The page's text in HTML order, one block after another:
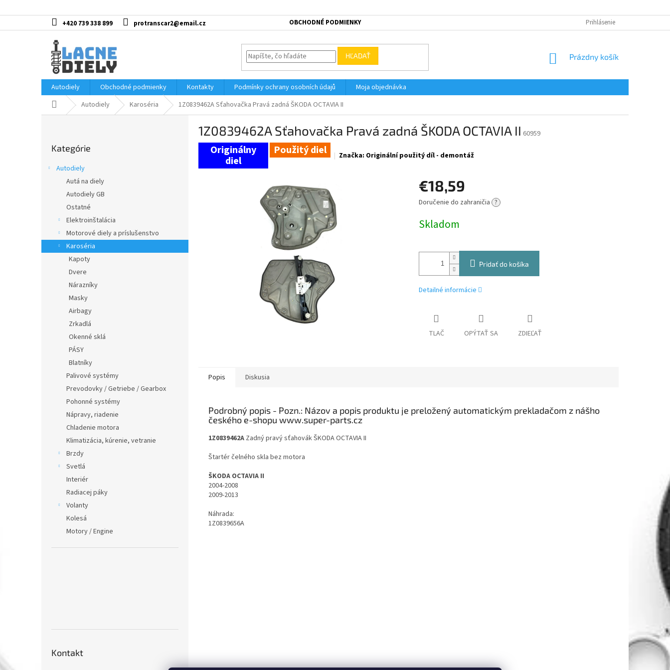
na
+420 739 338 899 protranscar2@email.cz OBCHODNÉ PODMIENKY Prihlásenie
HĽADAŤ
NÁKUPNÝ
Prázdny košík
Autodiely Obchodné podmienky Kontakty Podmínky ochrany osobních údajů
Moja objednávka
DomovAutodiely Karoséria 1Z0839462A Sťahovačka Pravá zadná ŠKODA OCTAVIA II
kategórie
Kategórie
Autodiely
Autá na diely
Autodiely GB
Ostatné
Elektroinštalácia
Motorové diely a príslušenstvo
Karoséria
Kapoty
Dvere
Nárazníky
Masky
Airbagy
Zrkadlá
Okenné sklá
PÁSY
Blatníky
Palivové systémy
Prevodovky / Getriebe / Gearbox
Pohonné systémy
Nápravy, riadenie
Chladenie motora
Klimatizácia, kúrenie, vetranie
Brzdy
Svetlá
Interiér
Radiacej páky
Volanty
Kolesá
Motory / Engine
Kontakt
1Z0839462A Sťahovačka Pravá zadná ŠKODA OCTAVIA II 60959
Použitý diel Značka: Originální použitý díl - demontáž
€18,59
Jednotková
Doručenie do zahraničia ?
Skladom
Pridať do košíka
Detailné informácie
TLAČ OPÝTAŤ SA ZDIEĽAŤ
Popis Diskusia
Podrobný popis
1Z0839462A Zadný pravý sťahovák ŠKODA OCTAVIA II
Štartér čelného skla bez motora
ŠKODA OCTAVIA II
2004-2008
2009-2013
Náhrada:
1Z0839656A